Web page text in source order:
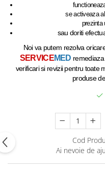
se activeaza
prezinta
sau doriti
Noi va putem rezolva
SERVICEMED
verificari si revizii pentru toate
produse
Cod
Ai nevoie de